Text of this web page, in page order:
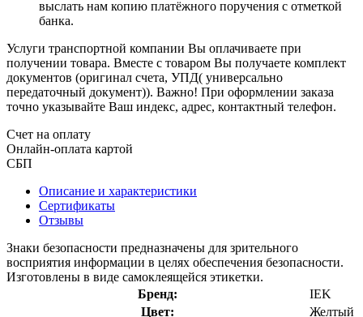
выслать нам копию платёжного поручения с отметкой
банка.
Услуги транспортной компании Вы оплачиваете при
получении товара. Вместе с товаром Вы получаете комплект
документов (оригинал счета, УПД( универсально
передаточный документ)). Важно! При оформлении заказа
точно указывайте Ваш индекс, адрес, контактный телефон.
Счет на оплату
Онлайн-оплата картой
СБП
Описание и характеристики
Сертификаты
Отзывы
Знаки безопасности предназначены для зрительного
восприятия информации в целях обеспечения безопасности.
Изготовлены в виде самоклеящейся этикетки.
Бренд:
IEK
Цвет:
Желтый